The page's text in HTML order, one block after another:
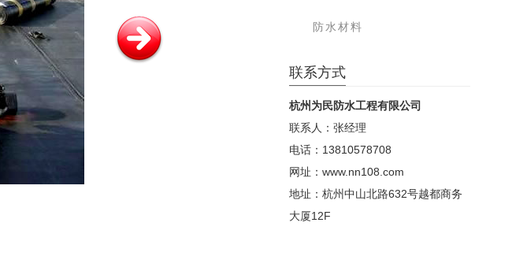
防水材料
联系方式
杭州为民防水工程有限公司
联系人：张经理
电话：13810578708
网址：www.nn108.com
地址：杭州中山北路632号越都商务
大厦12F